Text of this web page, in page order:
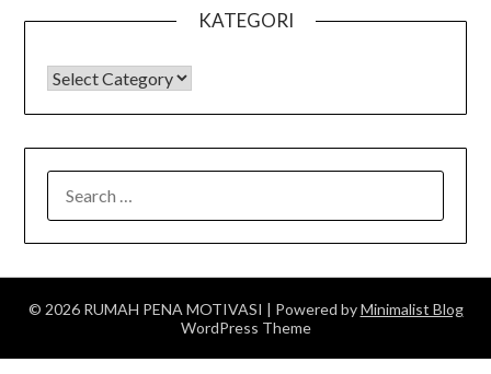
KATEGORI
KATEGORI
FOR:
© 2026 RUMAH PENA MOTIVASI | Powered byMinimalist Blog
WordPress Theme